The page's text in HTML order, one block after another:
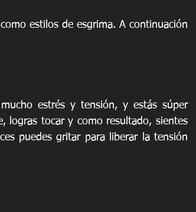
estilos de esgrima. A continuación
estrés y tensión, y estás súper
logras tocar y como resultado, sientes
puedes gritar para liberar la tensión